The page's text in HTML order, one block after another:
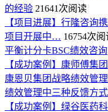
的经验 21641次阅读
【项目进展】行隆咨询
项目开展中… 16754次阅
平衡计分卡BSC绩效咨询
【成功案例】康师傅集
康恩贝集团战略绩效管
绩效管理中三种反馈方式
【成功案例】绿谷医药